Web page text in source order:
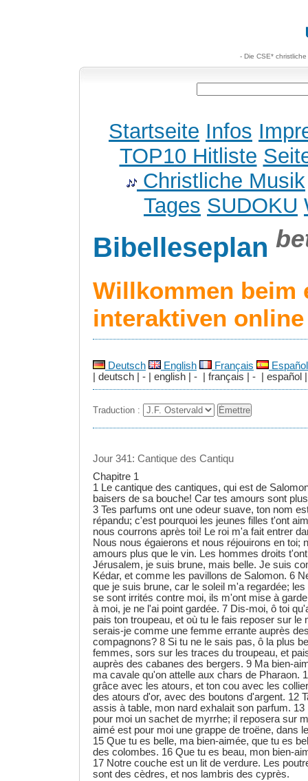
- Die CSE*
Startseite Infos
TOP10 Hitliste
Christliche Musik
Tages SUDOKU
Bibelleseplan
Willkommen beim
interaktiven
Deutsch English Français
Español
| deutsch | - | english | - | français | - | español |
Traduction :
Jour 341: Cantique des Cantiqu
Chapitre 1
1 Le cantique des cantiques, qui est de
baisers de sa bouche! Car tes amours sont
3 Tes parfums ont une odeur suave, ton nom
répandu; c'est pourquoi les jeunes filles t'ont
nous courrons après toi! Le roi m'a fait entrer
Nous nous égaierons et nous réjouirons en toi;
amours plus que le vin. Les hommes droits
Jérusalem, je suis brune, mais belle. Je suis
Kédar, et comme les pavillons de Salomon. 6
que je suis brune, car le soleil m'a regardée;
se sont irrités contre moi, ils m'ont mise à
à moi, je ne l'ai point gardée. 7 Dis-moi, ô toi
pais ton troupeau, et où tu le fais reposer sur le
serais-je comme une femme errante auprès
compagnons? 8 Si tu ne le sais pas, ô la plus
femmes, sors sur les traces du troupeau, et
auprès des cabanes des bergers. 9 Ma bien-
ma cavale qu'on attelle aux chars de Pharaon.
grâce avec les atours, et ton cou avec les
des atours d'or, avec des boutons d'argent. 12
assis à table, mon nard exhalait son parfum.
pour moi un sachet de myrrhe; il reposera sur
aimé est pour moi une grappe de troëne, dans
15 Que tu es belle, ma bien-aimée, que tu es
des colombes. 16 Que tu es beau, mon bien-
17 Notre couche est un lit de verdure. Les
sont des cèdres, et nos lambris des cyprès.